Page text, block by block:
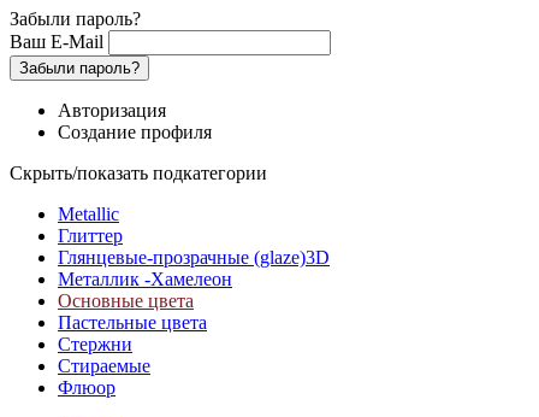
Забыли пароль?
Ваш E-Mail
Забыли пароль?
Авторизация
Создание профиля
Скрыть/показать подкатегории
Metallic
Глиттер
Глянцевые-прозрачные (glaze)3D
Металлик -Хамелеон
Основные цвета
Пастельные цвета
Стержни
Стираемые
Флюор